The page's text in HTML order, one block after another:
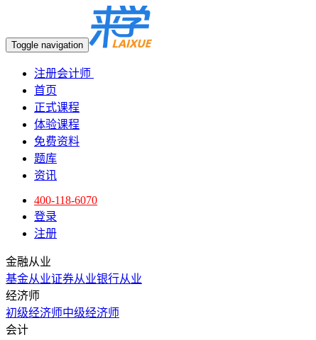
Toggle navigation
注册会计师
首页
正式课程
体验课程
免费资料
题库
资讯
400-118-6070
登录
注册
金融从业
基金从业证券从业银行从业
经济师
初级经济师中级经济师
会计